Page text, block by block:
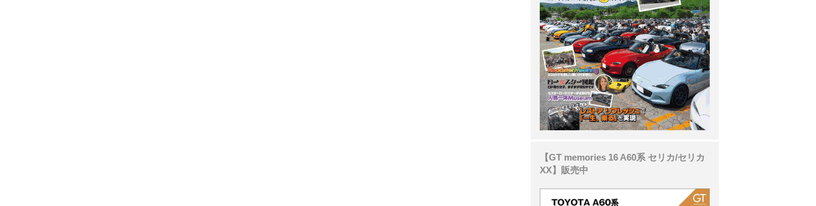
【GT memories 16 A60系 セリカ/セリカ
XX】販売中